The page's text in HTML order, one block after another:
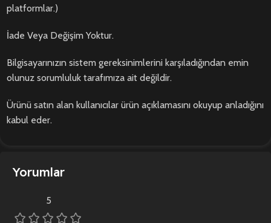
platformlar.)
İade Veya Değişim Yoktur.
Bilgisayarınızın sistem gereksinimlerini karşıladığından emin
olunuz sorumluluk tarafımıza ait değildir.
Ürünü satın alan kullanıcılar ürün açıklamasını okuyup anladığını
kabul eder.
Yorumlar
5